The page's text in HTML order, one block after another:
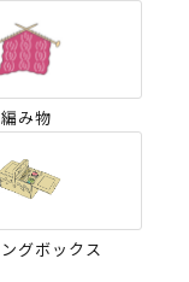
編み物
グボックス